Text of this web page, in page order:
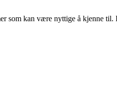
som kan være nyttige å kjenne til.